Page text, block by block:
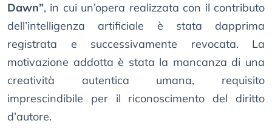
Dawn”, in cui un’opera realizzata con il contributo
dell’intelligenza artificiale è stata dapprima
registrata e successivamente revocata. La
motivazione addotta è stata la mancanza di una
creatività autentica umana, requisito
imprescindibile per il riconoscimento del diritto
d’autore.